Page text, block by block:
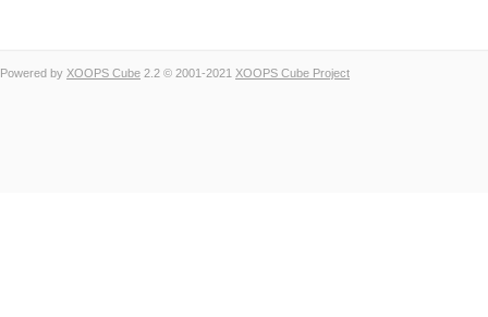
Powered by XOOPS Cube 2.2 © 2001-2021 XOOPS Cube Project